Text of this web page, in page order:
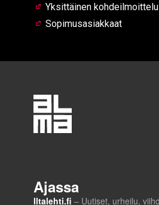
Yksittäinen kohdeilmoittelu
Sopimusasiakkaat